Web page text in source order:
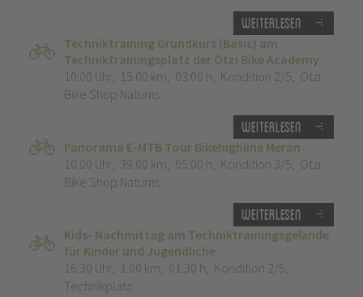
Weiterlesen
Techniktraining Grundkurs (Basic) am
Techniktrainingsplatz der Ötzi Bike Academy
10:00 Uhr, 15.00 km, 03:00 h, Kondition 2/5, Ötzi
Bike Shop Naturns
Weiterlesen
Panorama E-MTB Tour Bikehighline Meran
10:00 Uhr, 39.00 km, 05:00 h, Kondition 3/5, Ötzi
Bike Shop Naturns
Weiterlesen
Kids- Nachmittag am Techniktrainingsgelände
für Kinder und Jugendliche
16:30 Uhr, 1.00 km, 01:30 h, Kondition 2/5,
Technikplatz